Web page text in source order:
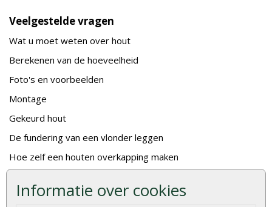
Informatie over cookies
Veelgestelde vragen
Wat u moet weten over hout
Berekenen van de hoeveelheid
Foto's en voorbeelden
Montage
Gekeurd hout
De fundering van een vlonder leggen
Hoe zelf een houten overkapping maken
Hoe betonpaal plaatsen